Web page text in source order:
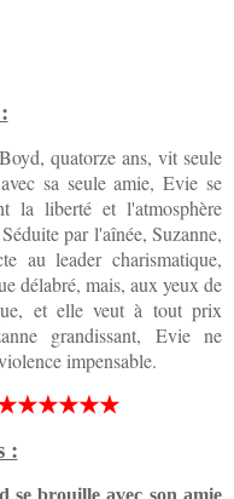
quatorze ans, vit seule
sa seule amie, Evie se
la liberté et l'atmosphère
par l'aînée, Suzanne,
au leader charismatique,
délabré, mais, aux yeux de
et elle veut à tout prix
grandissant, Evie ne
impensable.
:
se brouille avec son amie